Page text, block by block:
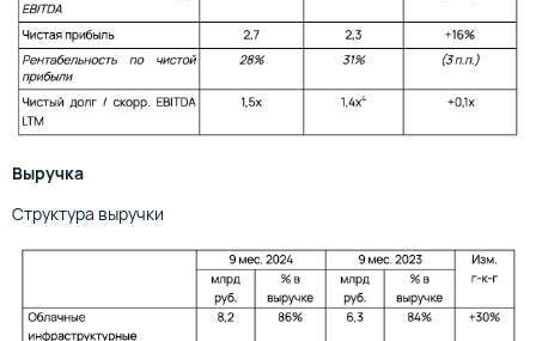
Выручка
Структура выручки